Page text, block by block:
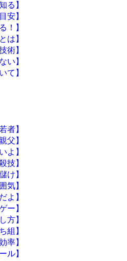
る】
安】
！】
は】
術】
い】
て】
者】
父】
よ】
技】
け】
気】
よ】
ー】
方】
組】
率】
ル】